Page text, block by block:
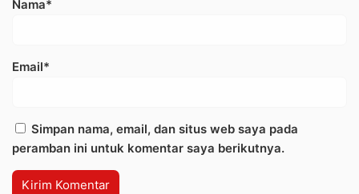
Nama*
Email*
Simpan nama, email, dan situs web saya pada
peramban ini untuk komentar saya berikutnya.